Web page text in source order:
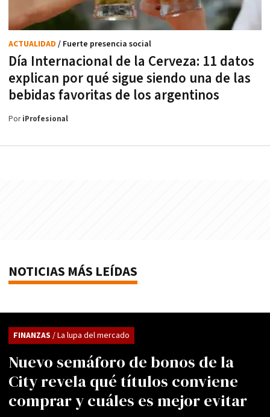
Día Internacional de la Cerveza: 11 datos
explican por qué sigue siendo una de las
bebidas favoritas de los argentinos
ACTUALIDAD / Fuerte presencia social
PoriProfesional
NOTICIAS MÁS LEÍDAS
Nuevo semáforo de bonos de la
City revela qué títulos conviene
comprar y cuáles es mejor evitar
FINANZAS / La lupa del mercado